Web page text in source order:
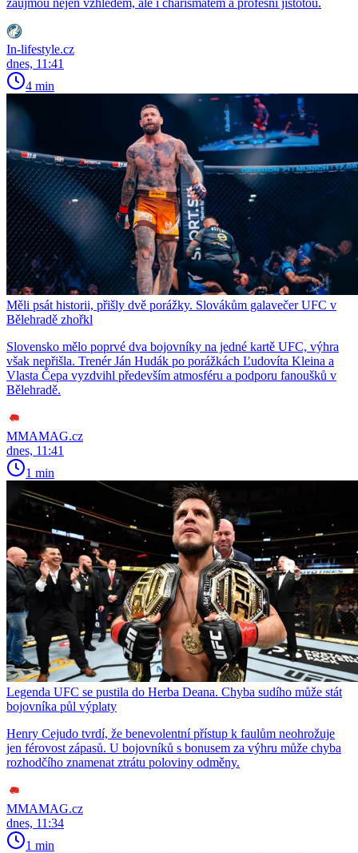
In-lifestyle.cz
dnes, 11:41
4 min
Měli psát historii, přišly dvě porážky. Slovákům galavečer UFC v
Bělehradě zhořkl
Slovensko mělo poprvé dva bojovníky na jedné kartě UFC, výhra
však nepřišla. Trenér Ján Hudák po porážkách Ľudovíta Kleina a
Vlasta Čepa vyzdvihl především atmosféru a podporu fanoušků v
Bělehradě.
MMAMAG.cz
dnes, 11:41
1 min
Legenda UFC se pustila do Herba Deana. Chyba sudího může stát
bojovníka půl výplaty
Henry Cejudo tvrdí, že benevolentní přístup k faulům neohrožuje
jen férovost zápasů. U bojovníků s bonusem za výhru může chyba
rozhodčího znamenat ztrátu poloviny odměny.
MMAMAG.cz
dnes, 11:34
1 min